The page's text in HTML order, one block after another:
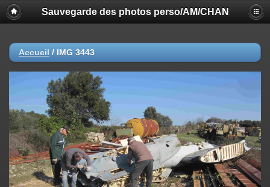
Sauvegarde des photos perso/AM/CHAN
Accueil / IMG 3443